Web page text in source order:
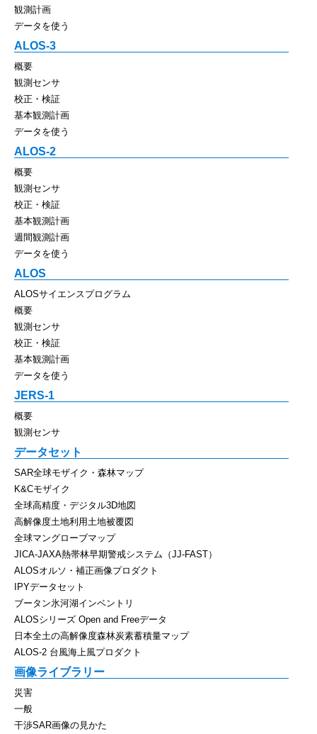
観測計画
データを使う
ALOS-3
概要
観測センサ
校正・検証
基本観測計画
データを使う
ALOS-2
概要
観測センサ
校正・検証
基本観測計画
週間観測計画
データを使う
ALOS
ALOSサイエンスプログラム
概要
観測センサ
校正・検証
基本観測計画
データを使う
JERS-1
概要
観測センサ
データセット
SAR全球モザイク・森林マップ
K&Cモザイク
全球高精度・デジタル3D地図
高解像度土地利用土地被覆図
全球マングローブマップ
JICA-JAXA熱帯林早期警戒システム（JJ-FAST）
ALOSオルソ・補正画像プロダクト
IPYデータセット
ブータン氷河湖インベントリ
ALOSシリーズ Open and Freeデータ
日本全土の高解像度森林炭素蓄積量マップ
ALOS-2 台風海上風プロダクト
画像ライブラリー
災害
一般
干渉SAR画像の見かた